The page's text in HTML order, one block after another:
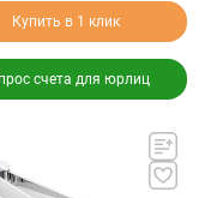
Купить в 1 клик
счета для юрлиц